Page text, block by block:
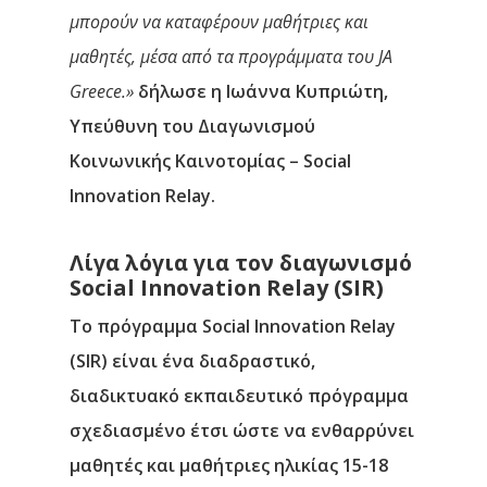
μπορούν να καταφέρουν μαθήτριες και
μαθητές, μέσα από τα προγράμματα τουJA
Greece.» δήλωσε η Ιωάννα Κυπριώτη,
Υπεύθυνη του Διαγωνισμού
Κοινωνικής Καινοτομίας – Social
Innovation Relay.
Λίγα λόγια για τον διαγωνισμό
Social Innovation Relay (SIR)
Το πρόγραμμα Social Innovation Relay
(SIR) είναι ένα διαδραστικό,
διαδικτυακό εκπαιδευτικό πρόγραμμα
σχεδιασμένο έτσι ώστε να ενθαρρύνει
μαθητές και μαθήτριες ηλικίας 15-18